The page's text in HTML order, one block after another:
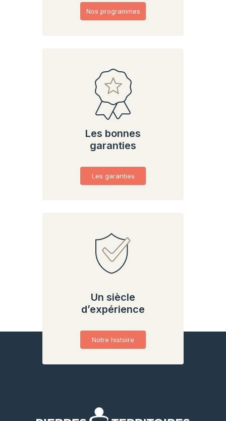
Nos programmes
Les bonnes
garanties
Les garanties
Un siècle
d’expérience
Notre histoire